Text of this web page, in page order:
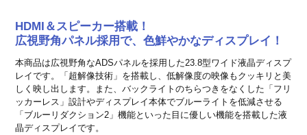
HDMI＆スピーカー搭載！
広視野角パネル採用で、色鮮やかなディスプレイ！
本商品は広視野角なADSパネルを採用した23.8型ワイド液晶ディスプ
レイです。「超解像技術」を搭載し、低解像度の映像もクッキリと美
しく映し出します。また、バックライトのちらつきをなくした「フリ
ッカーレス」設計やディスプレイ本体でブルーライトを低減させる
「ブルーリダクション2」機能といった目に優しい機能を搭載した液
晶ディスプレイです。